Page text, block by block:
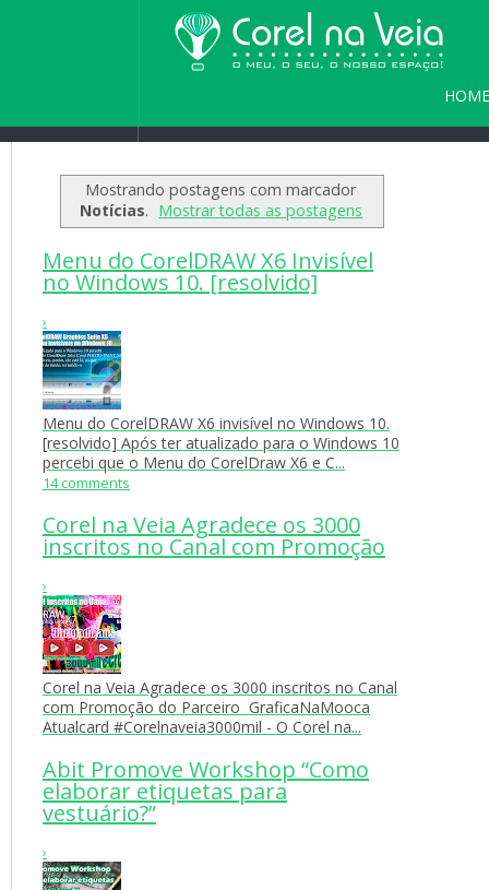
HOME
Seja bem vindo(a)
Mostrando postagens com marcador
Notícias. Mostrar todas as postagens
Menu do CorelDRAW X6 Invisível
no Windows 10. [resolvido]
›
Menu do CorelDRAW X6 invisível no Windows 10.
[resolvido] Após ter atualizado para o Windows 10
percebi que o Menu do CorelDraw X6 e C...
14 comments
Corel na Veia Agradece os 3000
inscritos no Canal com Promoção
›
Corel na Veia Agradece os 3000 inscritos no Canal
com Promoção do Parceiro GraficaNaMooca
Atualcard #‎Corelnaveia3000mil‬ - O Corel na...
Abit Promove Workshop “Como
elaborar etiquetas para
vestuário?”
›